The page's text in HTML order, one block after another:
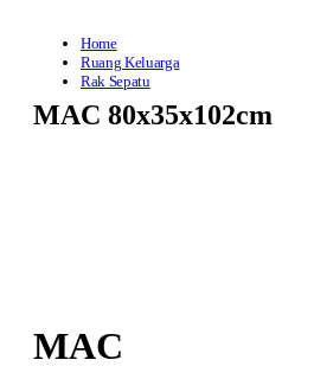
Home
Ruang Keluarga
Rak Sepatu
MAC 80x35x102cm
MAC